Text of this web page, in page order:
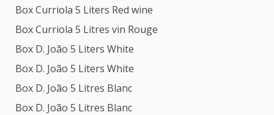
Box Curriola 5 Liters Red wine
Box Curriola 5 Litres vin Rouge
Box D. João 5 Liters White
Box D. João 5 Liters White
Box D. João 5 Litres Blanc
Box D. João 5 Litres Blanc